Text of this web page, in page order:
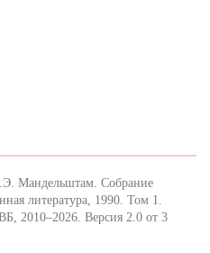
Мандельштам. Собрание
литература, 1990. Том 1.
2010–2026. Версия 2.0 от 3